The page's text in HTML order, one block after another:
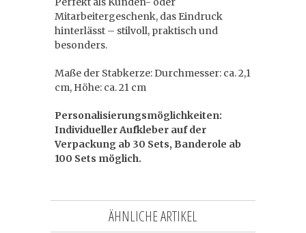
Mitarbeitergeschenk, das Eindruck
hinterlässt – stilvoll, praktisch und
besonders.
Maße der Stabkerze: Durchmesser: ca. 2,1
cm, Höhe: ca. 21 cm
Personalisierungsmöglichkeiten:
Individueller Aufkleber auf der
Verpackung ab 30 Sets, Banderole ab
100 Sets möglich.
ÄHNLICHE ARTIKEL